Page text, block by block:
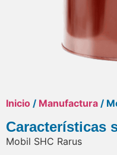
Inicio / Manufactura /
Características
Mobil SHC Rarus